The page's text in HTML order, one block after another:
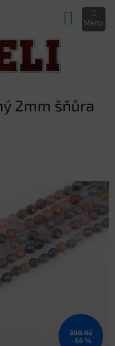
KOŠÍK
2mm šňůra
390 Kč
–56 %